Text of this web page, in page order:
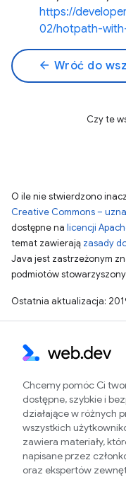
https://
02/hotpath-
arrow_back Wróć do
Czy te
O ile nie stwierdzono
Creative Commons –
dostępne na licencji
temat zawierają zasady
Java jest zastrzeżonym
podmiotów
Ostatnia aktualizacja:
Chcemy pomóc Ci
dostępne, szybkie i
działające w różnych
wszystkich
zawiera materiały,
napisane przez
oraz ekspertów